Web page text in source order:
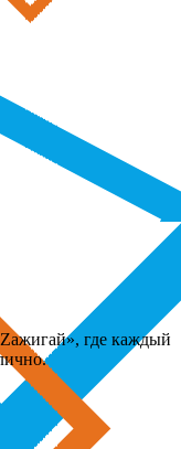
где каждый